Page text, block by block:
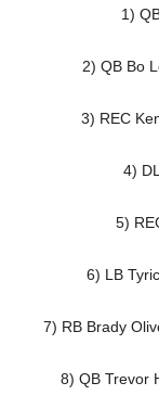
1)
2) QB Bo
3) REC
4)
5)
6) LB
7) RB Brady
8) QB Trevor